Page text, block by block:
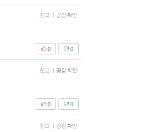
신고 | 공감 확인
0
0
신고 | 공감 확인
0
0
신고 | 공감 확인